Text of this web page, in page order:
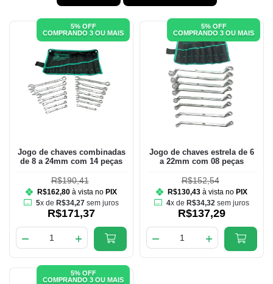
5% OFF
COMPRANDO 3 OU MAIS
Jogo de chaves combinadas
de 8 a 24mm com 14 peças
R$190,41
R$162,80 à vista no PIX
5x deR$34,27 sem juros
R$171,37
5% OFF
COMPRANDO 3 OU MAIS
Jogo de chaves estrela de 6
a 22mm com 08 peças
R$152,54
R$130,43 à vista no PIX
4x deR$34,32 sem juros
R$137,29
5% OFF
COMPRANDO 3 OU MAIS